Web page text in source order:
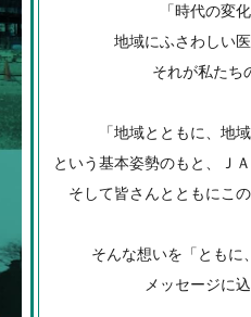
「時代の変
地域にふさわしい
それが私たち
「地域とともに、地
という基本姿勢のもと、
Ｊ
そして皆さんとともに こ
そんな想いを「ともに
メッセージに